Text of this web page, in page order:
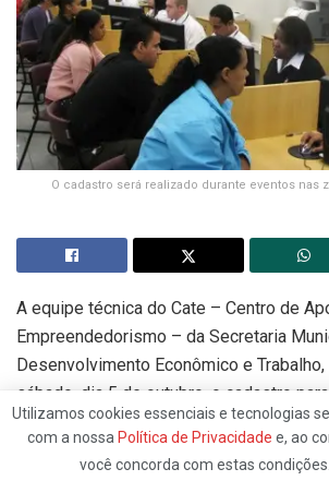
O cadastro será realizado durante eventos nas
A equipe técnica do Cate – Centro de
Empreendedorismo – da Secretaria
Desenvolvimento Econômico e Trabalho,
sábado, dia 5 de outubro, o cadastro
emprego durante eventos voluntários
oeste. Haverá também a emissão da
Utilizamos cookies essenciais e tecnologias
com a nossa Política de Privacidade e, ao
você concorda com estas condições.